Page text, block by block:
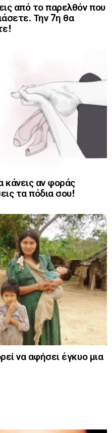
από το παρελθόν που
Την 7η θα
κάνεις αν φοράς
τα πόδια σου!
να αφήσει έγκυο μια